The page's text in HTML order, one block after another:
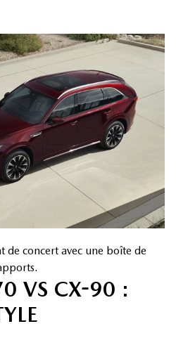
de concert avec une boîte de
VS CX-90 :